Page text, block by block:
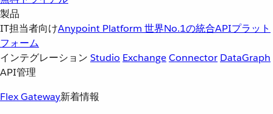
製品
IT担当者向けAnypoint Platform 世界No.1の統合APIプラット
フォーム
インテグレーション Studio ExchangeConnector DataGraph
API管理
Flex Gateway新着情報